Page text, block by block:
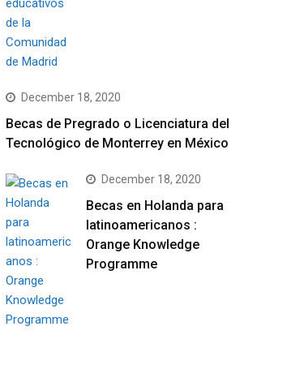
December 18, 2020
Becas de Pregrado o Licenciatura del
Tecnológico de Monterrey en México
December 18, 2020
Becas en Holanda para
latinoamericanos :
Orange Knowledge
Programme